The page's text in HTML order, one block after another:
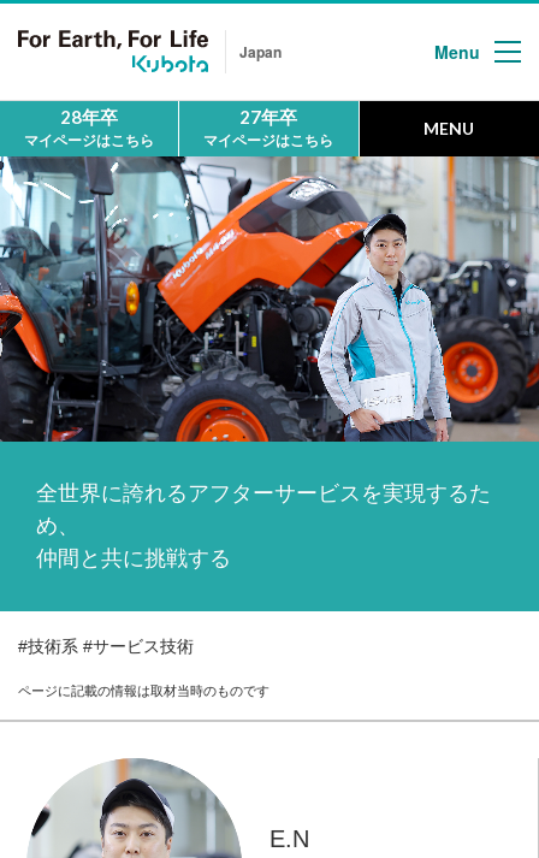
Japan Menu
28年卒
マイページはこちら
27年卒
マイページはこちら
MENU
HOME
ホーム
MESSAGE
メッセージ
First
クボタについて
People
地球の未来を 拓く人
WORK LOCATION
GLOBAL
WORKSTYLE
INTERNSHIP
インターンシップ情報
全世界に誇れるアフターサービスを実現するた
め、
仲間と共に挑戦する
#技術系 #サービス技術
ページに記載の情報は取材当時のものです
E.N